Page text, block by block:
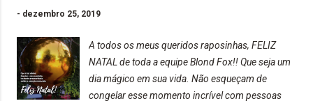
- dezembro 25, 2019
A todos os meus queridos raposinhas, FELIZ
NATAL de toda a equipe Blond Fox!! Que seja um
dia mágico em sua vida. Não esqueçam de
congelar esse momento incrível com pessoas